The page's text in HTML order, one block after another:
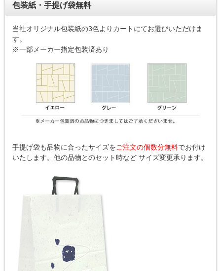
包装紙・手提げ袋無料
当社オリジナル包装紙の3色よりカートにてお選びいただけま
す。
※一部メーカー指定包装済あり
手提げ袋も品物に合ったサイズをご注文の個数分無料でお付け
いたします。他の品物とのセット時など サイズ変更承ります。